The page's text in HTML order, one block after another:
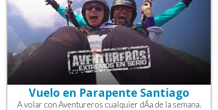
Vuelo en Parapente Santiago
A volar con Aventureros cualquier dÃ­a de la semana.